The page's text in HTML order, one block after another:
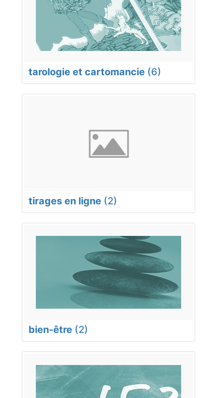
tarologie et cartomancie (6)
tirages en ligne (2)
bien-être (2)